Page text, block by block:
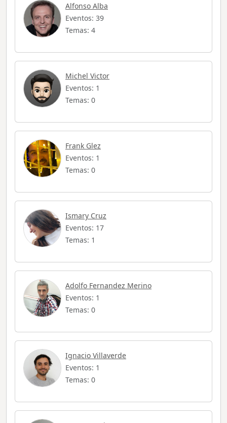
Alfonso Alba
Eventos: 39
Temas: 4
Michel Victor
Eventos: 1
Temas: 0
Frank Glez
Eventos: 1
Temas: 0
Ismary Cruz
Eventos: 17
Temas: 1
Adolfo Fernandez Merino
Eventos: 1
Temas: 0
Ignacio Villaverde
Eventos: 1
Temas: 0